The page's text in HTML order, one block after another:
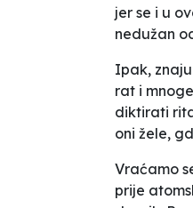
jer se i u
nedužan
Ipak,
rat i
diktirati
oni žele,
Vraćamo
prije